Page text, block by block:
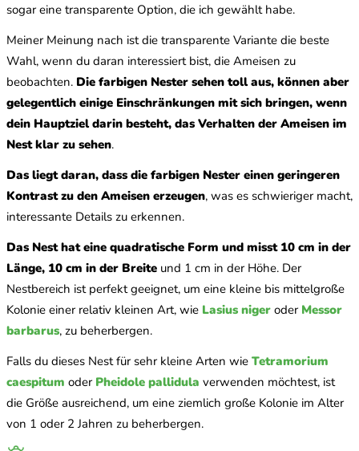
sogar eine transparente Option, die ich gewählt habe.
Meiner Meinung nach ist die transparente Variante die beste
Wahl, wenn du daran interessiert bist, die Ameisen zu
beobachten. Die farbigen Nester sehen toll aus, können aber
gelegentlich einige Einschränkungen mit sich bringen, wenn
dein Hauptziel darin besteht, das Verhalten der Ameisen im
Nest klar zu sehen.
Das liegt daran, dass die farbigen Nester einen geringeren
Kontrast zu den Ameisen erzeugen, was es schwieriger macht,
interessante Details zu erkennen.
Das Nest hat eine quadratische Form und misst 10 cm in der
Länge, 10 cm in der Breite und 1 cm in der Höhe. Der
Nestbereich ist perfekt geeignet, um eine kleine bis mittelgroße
Kolonie einer relativ kleinen Art, wie Lasius niger oder Messor
barbarus, zu beherbergen.
Falls du dieses Nest für sehr kleine Arten wie Tetramorium
caespitum oder Pheidole pallidula verwenden möchtest, ist
die Größe ausreichend, um eine ziemlich große Kolonie im Alter
von 1 oder 2 Jahren zu beherbergen.